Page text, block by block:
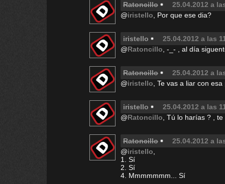
Ratoncillo
25.04.2012 a
@iristello , Por que ese dia?
iristello
25.04.2012 a las
@Ratoncillo , -_- , al día
Ratoncillo
25.04.2012 a
@iristello , Te vas a liar con
iristello
25.04.2012 a las
@Ratoncillo , Tú lo harías ? ,
Ratoncillo
25.04.2012 a
@iristello
1. Sí
2. Sí
4. Mmmmmmm... Sí